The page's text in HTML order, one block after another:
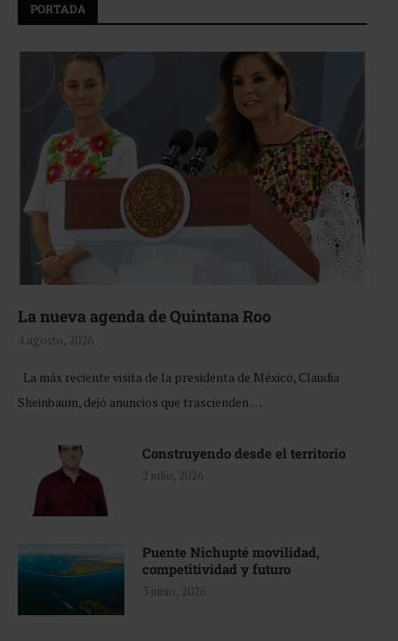
PORTADA
La nueva agenda de Quintana Roo
4 agosto, 2026
La más reciente visita de la presidenta de México, Claudia
Sheinbaum, dejó anuncios que trascienden …
Construyendo desde el territorio
2 julio, 2026
Puente Nichupté movilidad,
competitividad y futuro
3 junio, 2026